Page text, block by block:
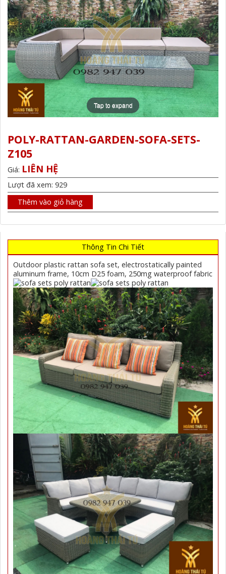
Tap to expand
POLY-RATTAN-GARDEN-SOFA-SETS-
Z105
Giá: LIÊN HỆ
Lượt đã xem: 929
Thêm vào giỏ hàng
Thông Tin Chi Tiết
Outdoor plastic rattan sofa set, electrostatically painted
aluminum frame, 10cm D25 foam, 250mg waterproof fabric